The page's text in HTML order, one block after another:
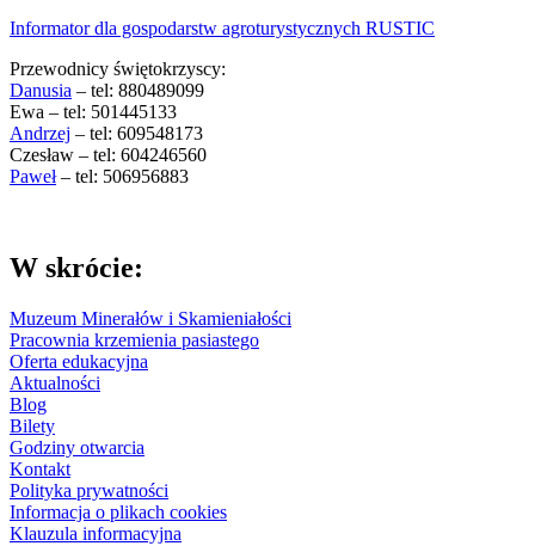
Informator dla gospodarstw agroturystycznych RUSTIC
Przewodnicy świętokrzyscy:
Danusia – tel: 880489099
Ewa – tel: 501445133
Andrzej – tel: 609548173
Czesław – tel: 604246560
Paweł– tel: 506956883
W skrócie:
Muzeum Minerałów i Skamieniałości
Pracownia krzemienia pasiastego
Oferta edukacyjna
Aktualności
Blog
Bilety
Godziny otwarcia
Kontakt
Polityka prywatności
Informacja o plikach cookies
Klauzula informacyjna